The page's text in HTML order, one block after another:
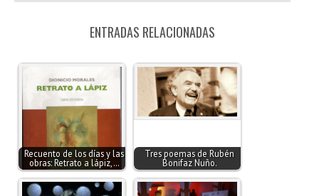
ENTRADAS RELACIONADAS
Recuento de los días y las
obras: Retrato a lápiz,…
Tres poemas de Rubén
Bonifaz Nuño.